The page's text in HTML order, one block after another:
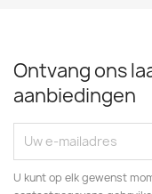
Ontvang ons
aanbiedingen
U kunt op elk gewenst